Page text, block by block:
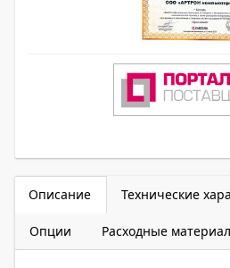
Описание Технические
Опции Расходные